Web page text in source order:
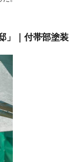
」｜付帯部塗装